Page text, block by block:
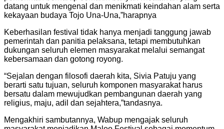
datang untuk mengenal dan menikmati keindahan alam serta
kekayaan budaya Tojo Una-Una,”harapnya
Keberhasilan festival tidak hanya menjadi tanggung jawab
pemerintah dan panitia pelaksana, tetapi membutuhkan
dukungan seluruh elemen masyarakat melalui semangat
kebersamaan dan gotong royong.
“Sejalan dengan filosofi daerah kita, Sivia Patuju yang
berarti satu tujuan, seluruh komponen masyarakat harus
bersatu dalam mewujudkan pembangunan daerah yang
religius, maju, adil dan sejahtera,”tandasnya.
Mengakhiri sambutannya, Wabup mengajak seluruh